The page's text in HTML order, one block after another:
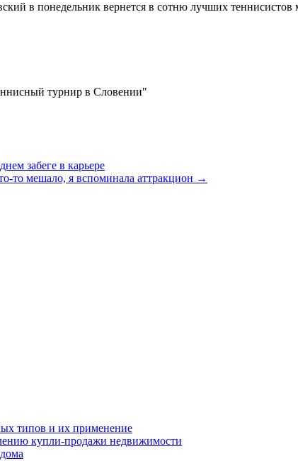
в понедельник вернется в сотню лучших
турнир в Словении"
забеге в карьере
то мешало, я вспоминала аттракцион →
типов и их применение
купли-продажи недвижимости